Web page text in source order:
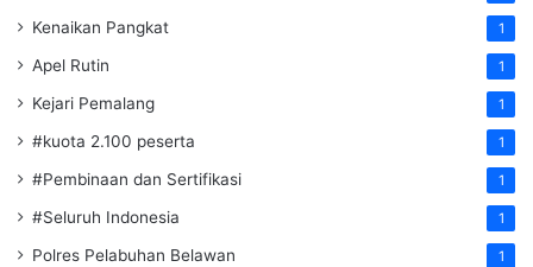
Kenaikan Pangkat 1
Apel Rutin 1
Kejari Pemalang 1
#kuota 2.100 peserta 1
#Pembinaan dan Sertifikasi 1
#Seluruh Indonesia 1
Polres Pelabuhan Belawan 1